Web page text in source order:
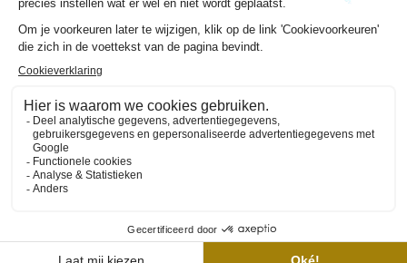
0 sterren op basis van 0 beoordelingen
ABONNEER JE OP ONZE NIEUWSBRIEF
aanbiedingen